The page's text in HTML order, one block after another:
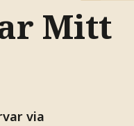
Mitt
via